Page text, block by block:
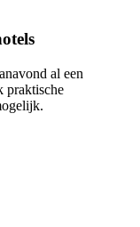
al een
praktische